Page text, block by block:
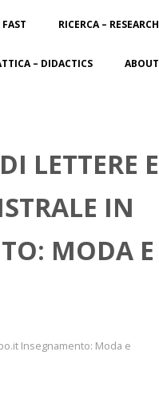
FAST RICERCA – RESEARCH
– DIDACTICS ABOUT
LETTERE E
IN
MODA E
Insegnamento: Moda e